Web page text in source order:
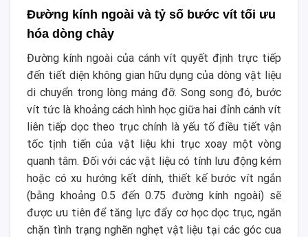
Đường kính ngoài và tỷ số bước vít tối ưu
hóa dòng chảy
Đường kính ngoài của cánh vít quyết định trực tiếp
đến tiết diện không gian hữu dụng của dòng vật liệu
di chuyển trong lòng máng đỡ. Song song đó, bước
vít tức là khoảng cách hình học giữa hai đỉnh cánh vít
liên tiếp dọc theo trục chính là yếu tố điều tiết vận
tốc tịnh tiến của vật liệu khi trục xoay một vòng
quanh tâm. Đối với các vật liệu có tính lưu động kém
hoặc có xu hướng kết dính, thiết kế bước vít ngắn
(bằng khoảng 0.5 đến 0.75 đường kính ngoài) sẽ
được ưu tiên để tăng lực đẩy cơ học dọc trục, ngăn
chặn tình trạng nghẽn nghẹt vật liệu tại các góc cua